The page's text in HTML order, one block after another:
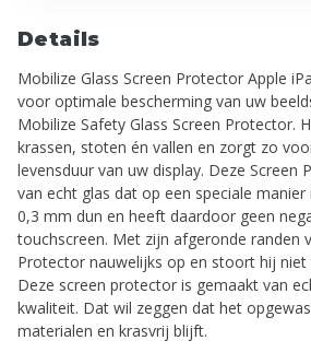
Details
Mobilize Glass Screen Protector Apple
voor optimale bescherming van uw
Mobilize Safety Glass Screen Protector.
krassen, stoten én vallen en zorgt zo
levensduur van uw display. Deze Screen
van echt glas dat op een speciale manier
0,3 mm dun en heeft daardoor geen
touchscreen. Met zijn afgeronde randen
Protector nauwelijks op en stoort hij niet
Deze screen protector is gemaakt van
kwaliteit. Dat wil zeggen dat het
materialen en krasvrij blijft.